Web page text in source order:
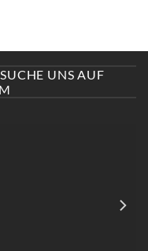
VARIANTEN
DIE
UNS AUF